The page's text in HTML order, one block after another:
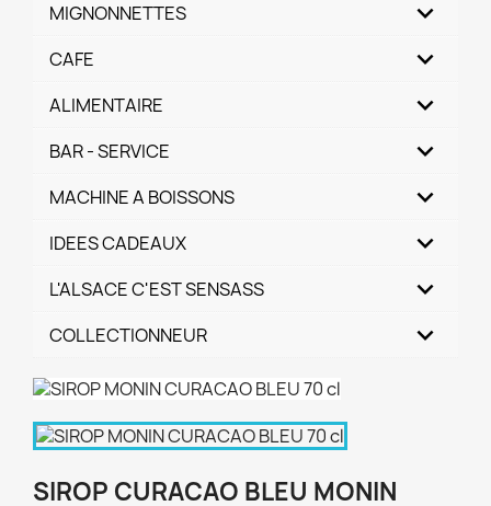
MIGNONNETTES
CAFE
ALIMENTAIRE
BAR - SERVICE
MACHINE A BOISSONS
IDEES CADEAUX
L'ALSACE C'EST SENSASS
COLLECTIONNEUR
SIROP CURACAO BLEU MONIN